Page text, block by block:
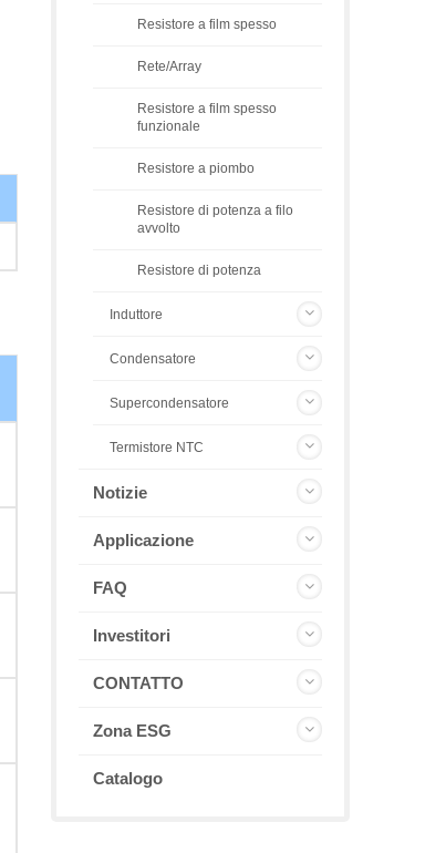
Resistore a film spesso
Rete/Array
Resistore a film spesso
funzionale
Resistore a piombo
Resistore di potenza a filo
avvolto
Resistore di potenza
Induttore
Condensatore
Supercondensatore
Termistore NTC
Notizie
Applicazione
FAQ
Investitori
CONTATTO
Zona ESG
Catalogo